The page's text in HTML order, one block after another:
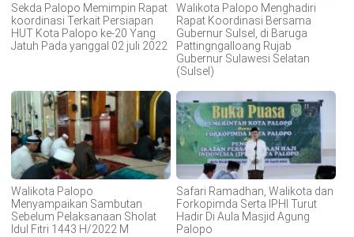
Sekda Palopo Memimpin Rapat
koordinasi Terkait Persiapan
HUT Kota Palopo ke-20 Yang
Jatuh Pada yanggal 02 juli 2022
Walikota Palopo Menghadiri
Rapat Koordinasi Bersama
Gubernur Sulsel, di Baruga
Pattingngalloang Rujab
Gubernur Sulawesi Selatan
(Sulsel)
Walikota Palopo
Menyampaikan Sambutan
Sebelum Pelaksanaan Sholat
Idul Fitri 1443 H/2022 M
Safari Ramadhan, Walikota dan
Forkopimda Serta IPHI Turut
Hadir Di Aula Masjid Agung
Palopo